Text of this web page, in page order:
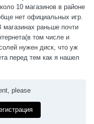
10 магазинов в районе
нет официальных игр.
раньше почти
том числе и
нужен диск, что уж
перед тем как я нашел
please